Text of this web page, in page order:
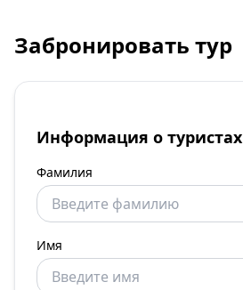
Забронировать тур
Информация о туристах
Фамилия
Имя